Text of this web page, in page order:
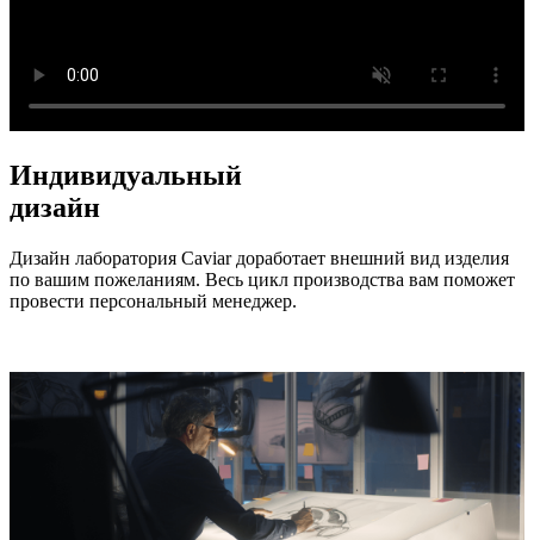
Индивидуальный
дизайн
Дизайн лаборатория Caviar доработает внешний вид изделия
по вашим пожеланиям. Весь цикл производства вам поможет
провести персональный менеджер.